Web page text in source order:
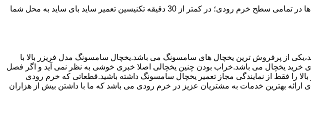
خرم رودی دارای سابقه 25 سال در زمینه تعمیر یخچال ساید بای ساید سامسونگ می باشد که با دارا بودن شعبه ها در تمامی سطح خرم رودی؛ در کمتر از 30 دقیقه تکنیسین تعمیر ساید بای ساید به محل شما
انرژی بسیار کم که حتی با ولتاژ 100 ولت تا 290 ولت می تواند کار کند،یکی از پرفروش ترین یخچال های سامسونگ می باشد.یخچال سامسونگ مدل فریزر بالا با
برای خرید یخچال می باشد.خراب بودن چنین یخچالی اصلا خبری خوشی به نظر نمی آید و اگر فصل
را فقط از نمایندگی مجاز تعمیر یخچال سامسونگ داشته باشید.قطعاتی که خرم رودی
6 ماهه نیز می باشد.تمام تلاش خرم رودی ارائه بهترین خدمات به مشتریان عزیز در خرم رودی می باشد که ما با داشتن بیش از هزاران